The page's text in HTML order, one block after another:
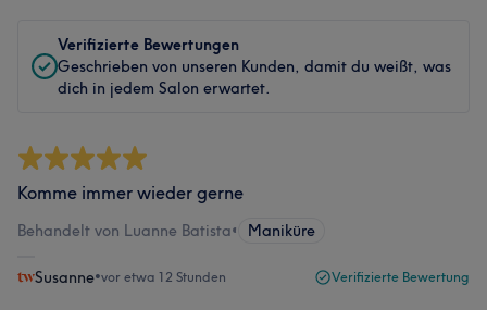
Verifizierte Bewertungen
Geschrieben von unseren Kunden, damit du weißt, was
dich in jedem Salon erwartet.
Komme immer wieder gerne
Behandelt von Luanne Batista• Maniküre
Susanne•vor etwa 12 Stunden Verifizierte Bewertung